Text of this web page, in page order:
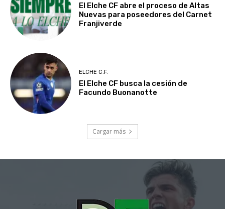
El Elche CF abre el proceso de Altas
Nuevas para poseedores del Carnet
Franjiverde
ELCHE C.F.
El Elche CF busca la cesión de
Facundo Buonanotte
Cargar más